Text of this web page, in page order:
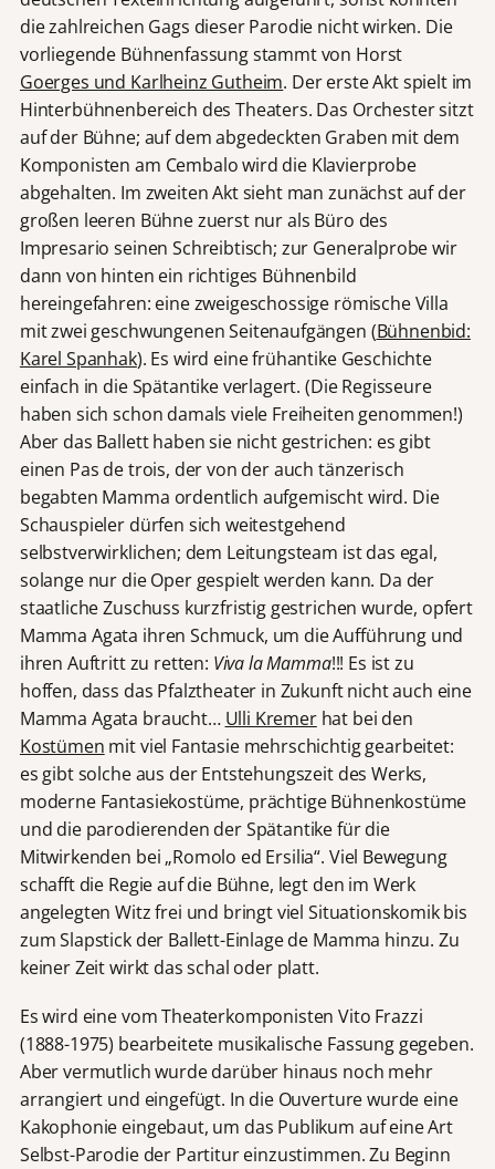
die zahlreichen Gags dieser Parodie nicht wirken. Die
vorliegende Bühnenfassung stammt von Horst
Goerges und Karlheinz Gutheim. Der erste Akt spielt im
Hinterbühnenbereich des Theaters. Das Orchester sitzt
auf der Bühne; auf dem abgedeckten Graben mit dem
Komponisten am Cembalo wird die Klavierprobe
abgehalten. Im zweiten Akt sieht man zunächst auf der
großen leeren Bühne zuerst nur als Büro des
Impresario seinen Schreibtisch; zur Generalprobe wir
dann von hinten ein richtiges Bühnenbild
hereingefahren: eine zweigeschossige römische Villa
mit zwei geschwungenen Seitenaufgängen (Bühnenbid:
Karel Spanhak). Es wird eine frühantike Geschichte
einfach in die Spätantike verlagert. (Die Regisseure
haben sich schon damals viele Freiheiten genommen!)
Aber das Ballett haben sie nicht gestrichen: es gibt
einen Pas de trois, der von der auch tänzerisch
begabten Mamma ordentlich aufgemischt wird. Die
Schauspieler dürfen sich weitestgehend
selbstverwirklichen; dem Leitungsteam ist das egal,
solange nur die Oper gespielt werden kann. Da der
staatliche Zuschuss kurzfristig gestrichen wurde, opfert
Mamma Agata ihren Schmuck, um die Aufführung und
ihren Auftritt zu retten: Viva la Mamma!!! Es ist zu
hoffen, dass das Pfalztheater in Zukunft nicht auch eine
Mamma Agata braucht… Ulli Kremerhat bei den
Kostümen mit viel Fantasie mehrschichtig gearbeitet:
es gibt solche aus der Entstehungszeit des Werks,
moderne Fantasiekostüme, prächtige Bühnenkostüme
und die parodierenden der Spätantike für die
Mitwirkenden bei „Romolo ed Ersilia“. Viel Bewegung
schafft die Regie auf die Bühne, legt den im Werk
angelegten Witz frei und bringt viel Situationskomik bis
zum Slapstick der Ballett-Einlage de Mamma hinzu. Zu
keiner Zeit wirkt das schal oder platt.
Es wird eine vom Theaterkomponisten Vito Frazzi
(1888-1975) bearbeitete musikalische Fassung gegeben.
Aber vermutlich wurde darüber hinaus noch mehr
arrangiert und eingefügt. In die Ouverture wurde eine
Kakophonie eingebaut, um das Publikum auf eine Art
Selbst-Parodie der Partitur einzustimmen. Zu Beginn